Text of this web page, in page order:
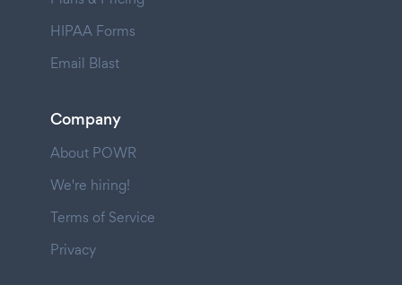
HIPAA Forms
Email Blast
Company
About POWR
We're hiring!
Terms of Service
Privacy